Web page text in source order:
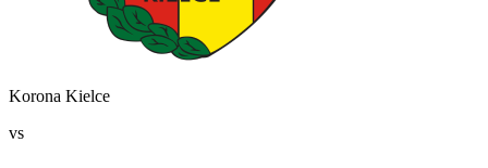
Korona Kielce
vs